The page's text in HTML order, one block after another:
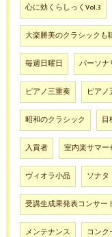
心に効くらしっくVol.3
大楽勝美のクラシックも
毎週日曜日 パーソナ
ピアノ三重奏 ピアノ
昭和のクラシック 目
入賞者 室内楽サマー
ヴィオラ小品 ソナタ
受講生成果発表コンサー
メンテナンス コンク